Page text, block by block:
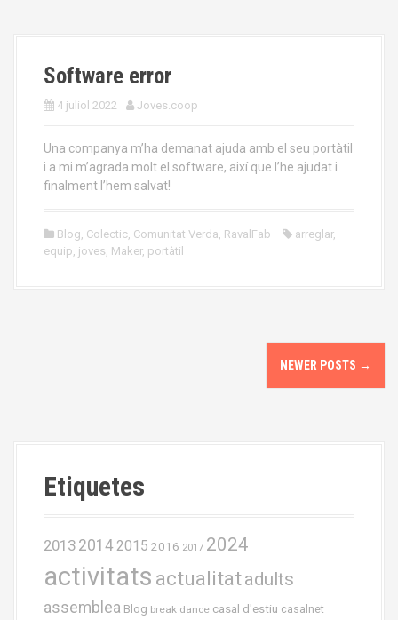
Software error
4 juliol 2022 Joves.coop
Una companya m’ha demanat ajuda amb el seu portàtil
i a mi m’agrada molt el software, així que l’he ajudat i
finalment l’hem salvat!
Blog Colectic Comunitat Verda RavalFab arreglar,
equip joves Maker, portàtil
NEWER POSTS →
Etiquetes
2013 2014 2015 2016 2017 2024
activitats actualitatadults
assemblea Blog break dance casal d'estiu casalnet